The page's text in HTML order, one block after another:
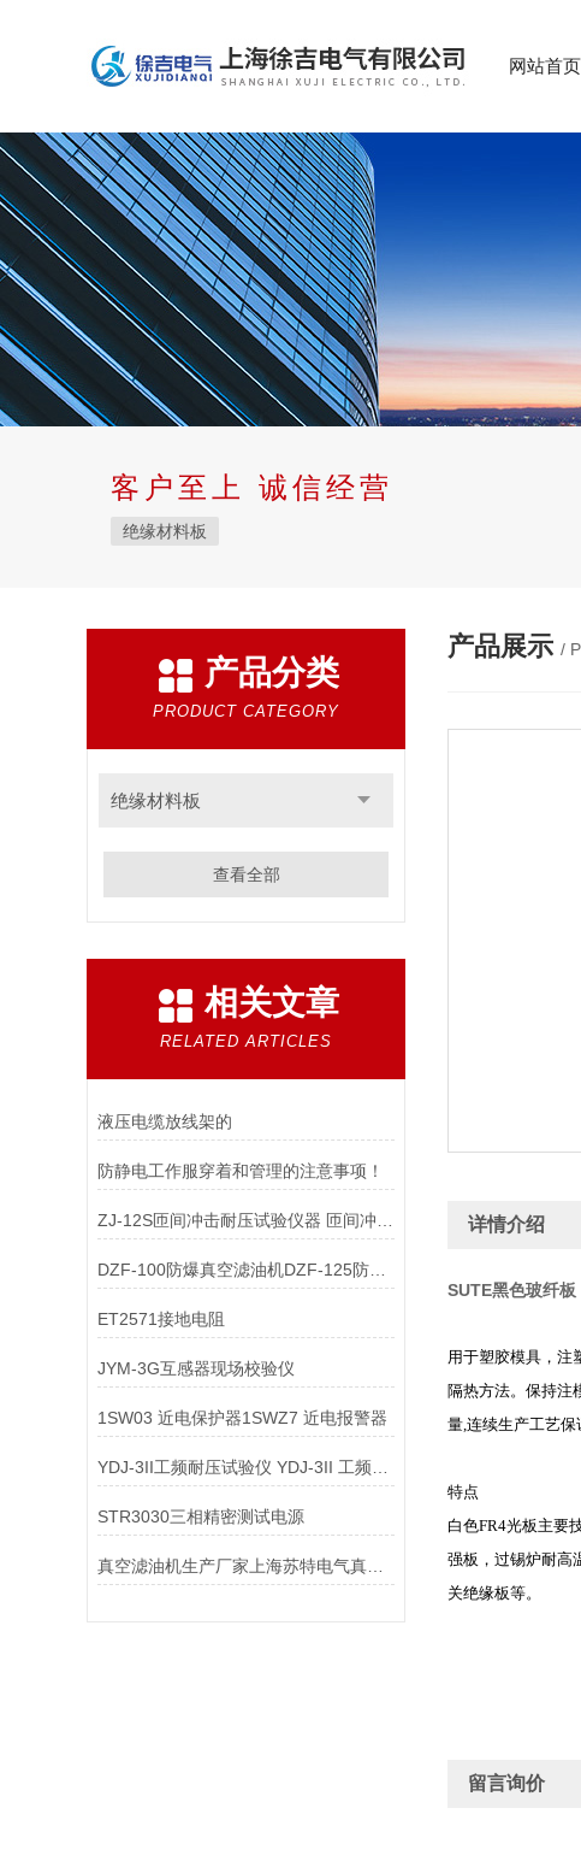
网站首页
客户至上 诚信经营
绝缘材料板
产品分类
PRODUCT CATEGORY
绝缘材料板
查看全部
相关文章
RELATED ARTICLES
液压电缆放线架的
防静电工作服穿着和管理的注意事项！
DZF-100防爆真空滤油机DZF-125防爆真空滤油机
ET2571接地电阻
JYM-3G互感器现场校验仪
1SW03 近电保护器1SWZ7 近电报警器
STR3030三相精密测试电源
真空滤油机生产厂家上海苏特电气真空滤油机真空滤油机生产厂家
产品展示 /
详情介绍
SUTE黑色玻纤板
用于塑胶模具，注
隔热方法。保持注
量,连续生产工艺保
特点
白色FR4光板主要
强板，过锡炉耐高
关绝缘板等。
留言询价